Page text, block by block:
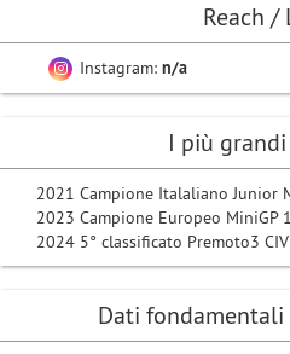
Reach /
Instagram: n/a
I più grandi
2021 Campione Italaliano Junior
2023 Campione Europeo MiniGP
2024 5° classificato Premoto3 CIV
Dati